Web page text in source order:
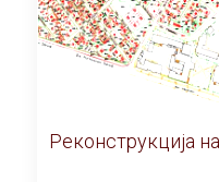
Реконструкција